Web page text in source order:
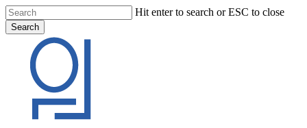
Skip
to
main
content
Hit enter to search or ESC to close
Search
Search